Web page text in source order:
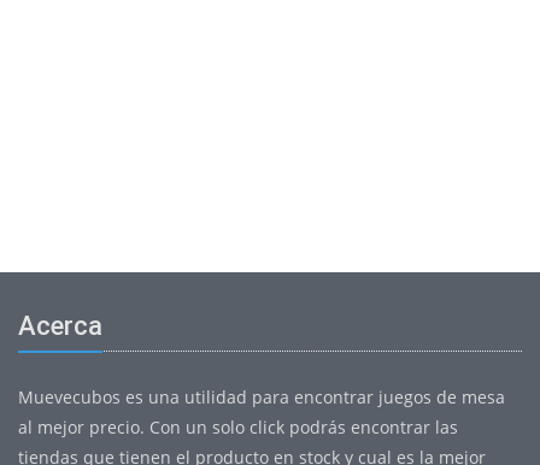
Acerca
Muevecubos es una utilidad para encontrar juegos de mesa
al mejor precio. Con un solo click podrás encontrar las
tiendas que tienen el producto en stock y cual es la mejor